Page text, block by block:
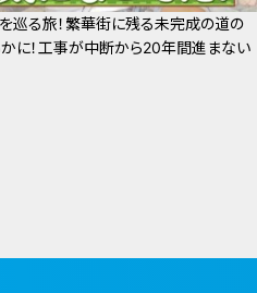
巡る旅！繁華街に残る未完成の道の
に！工事が中断から20年間進まない